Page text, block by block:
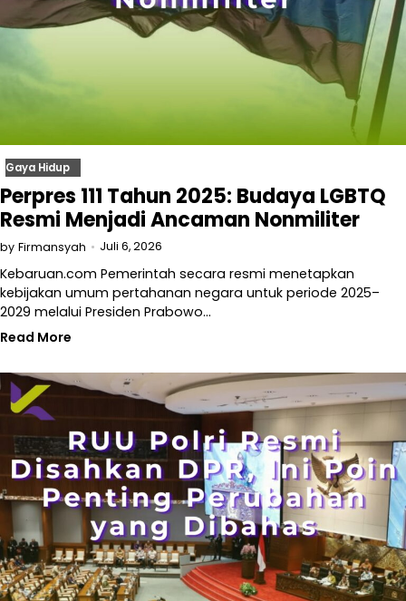
Gaya Hidup
Perpres 111 Tahun 2025: Budaya LGBTQ
Resmi Menjadi Ancaman Nonmiliter
by Firmansyah Juli 6, 2026
Kebaruan.com Pemerintah secara resmi menetapkan
kebijakan umum pertahanan negara untuk periode 2025–
2029 melalui Presiden Prabowo…
Read More